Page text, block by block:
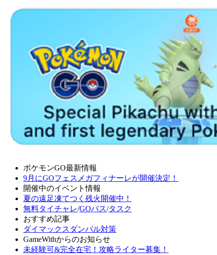
ポケモンGO最新情報
9月にGOフェスメガフィナーレが開催決定！
開催中のイベント情報
夏の遠足凍てつく残火開催中！
無料タイチャレ/GOパス/タスク
おすすめ記事
ダイマックスダンバル対策
GameWithからのお知らせ
未経験可&完全在宅！攻略ライター募集！